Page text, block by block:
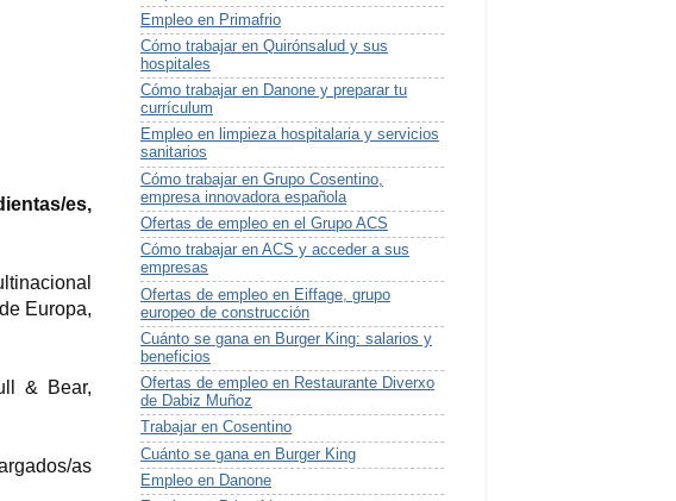
es,
Europa,
& Bear,
as
Empleo en Primafrio
Cómo trabajar en Quirónsalud y sus
hospitales
Cómo trabajar en Danone y preparar tu
currículum
Empleo en limpieza hospitalaria y servicios
sanitarios
Cómo trabajar en Grupo Cosentino,
empresa innovadora española
Ofertas de empleo en el Grupo ACS
Cómo trabajar en ACS y acceder a sus
empresas
Ofertas de empleo en Eiffage, grupo
europeo de construcción
Cuánto se gana en Burger King: salarios y
beneficios
Ofertas de empleo en Restaurante Diverxo
de Dabiz Muñoz
Trabajar en Cosentino
Cuánto se gana en Burger King
Empleo en Danone